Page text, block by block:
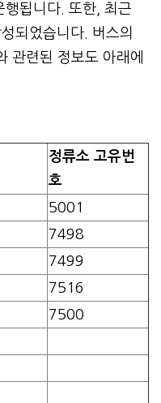
행됩니다. 또한, 최근
되었습니다. 버스의
관련된 정보도 아래에
정류소 고유번
호
5001
7498
7499
7516
7500